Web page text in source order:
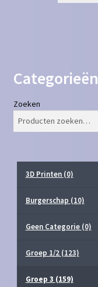
Categorieën
Zoeken
3D Printen (0)
Burgerschap (10)
Geen Categorie (0)
Groep 1/2 (123)
Groep 3 (159)